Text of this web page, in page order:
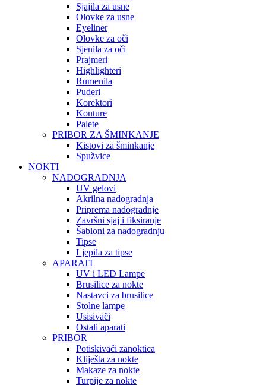
Sjajila za usne
Olovke za usne
Eyeliner
Olovke za oči
Sjenila za oči
Prajmeri
Highlighteri
Rumenila
Puderi
Korektori
Konture
Palete
PRIBOR ZA ŠMINKANJE
Kistovi za šminkanje
Spužvice
NOKTI
NADOGRADNJA
UV gelovi
Akrilna nadogradnja
Priprema nadogradnje
Završni sjaj i fiksiranje
Šabloni za nadogradnju
Tipse
Ljepila za tipse
APARATI
UV i LED Lampe
Brusilice za nokte
Nastavci za brusilice
Stolne lampe
Usisivači
Ostali aparati
PRIBOR
Potiskivači zanoktica
Kliješta za nokte
Makaze za nokte
Turpije za nokte